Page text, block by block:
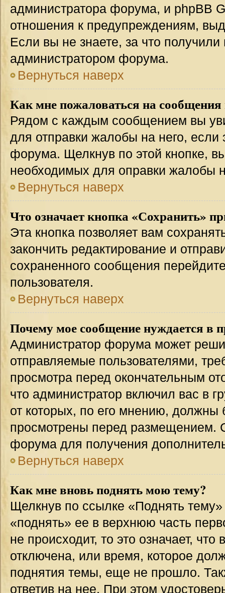
администратора форума, и phpBB
отношения к предупреждениям,
Если вы не знаете, за что
администратором форума.
Вернуться наверх
Как мне пожаловаться на сообщения
Рядом с каждым сообщением вы
для отправки жалобы на него,
форума. Щелкнув по этой кнопке,
необходимых для оправки жалобы
Вернуться наверх
Что означает кнопка «Сохранить»
Эта кнопка позволяет вам
закончить редактирование и
сохраненного сообщения
пользователя.
Вернуться наверх
Почему мое сообщение нуждается в
Администратор форума может
отправляемые пользователями,
просмотра перед окончательным
что администратор включил вас в
от которых, по его мнению, должны
просмотрены перед размещением.
форума для получения
Вернуться наверх
Как мне вновь поднять мою тему?
Щелкнув по ссылке «Поднять
«поднять» ее в верхнюю часть
не происходит, то это означает,
отключена, или время, которое
поднятия темы, еще не прошло.
ответив на нее. При этом